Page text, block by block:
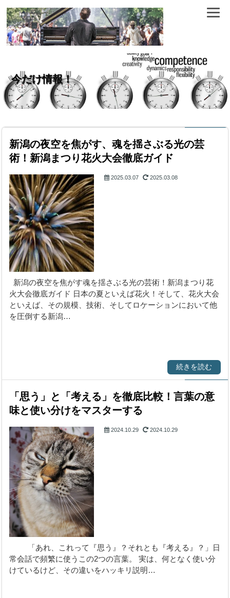
今だけ情報！
新潟の夜空を焦がす、魂を揺さぶる光の芸
術！新潟まつり花火大会徹底ガイド
花火大会
2025.03.07 2025.03.08
新潟の夜空を焦がす魂を揺さぶる光の芸術！新潟まつり花
火大会徹底ガイド 日本の夏といえば花火！そして、花火大会
といえば、その規模、技術、そしてロケーションにおいて他
を圧倒する新潟…
続きを読む
「思う」と「考える」を徹底比較！言葉の意
味と使い分けをマスターする
【言葉】類語・表現・
意味
2024.10.29 2024.10.29
「あれ、これって『思う』？それとも『考える』？」日
常会話で頻繁に使うこの2つの言葉。 実は、何となく使い分
けているけど、その違いをハッキリ説明…